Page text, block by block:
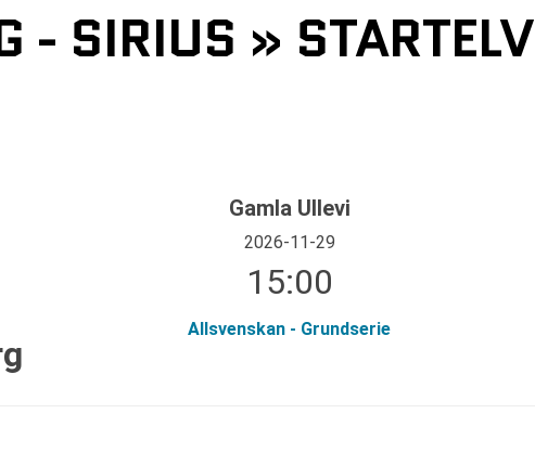
- SIRIUS »
Gamla Ullevi
2026-11-29
15:00
Allsvenskan - Grundserie